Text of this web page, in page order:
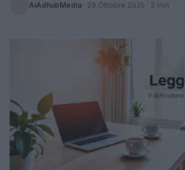
AiAdhubMedia · 29 Ottobre 2025 · 3 min